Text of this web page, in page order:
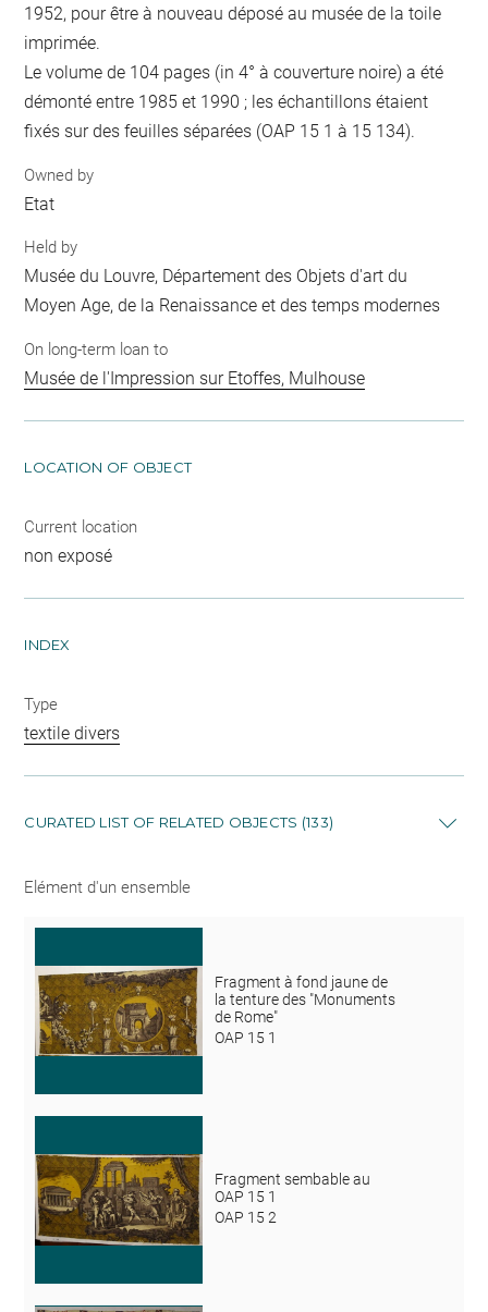
1952, pour être à nouveau déposé au musée de la toile
imprimée.
Le volume de 104 pages (in 4° à couverture noire) a été
démonté entre 1985 et 1990 ; les échantillons étaient
fixés sur des feuilles séparées (OAP 15 1 à 15 134).
Owned by
Etat
Held by
Musée du Louvre, Département des Objets d'art du
Moyen Age, de la Renaissance et des temps modernes
On long-term loan to
Musée de l'Impression sur Etoffes, Mulhouse
LOCATION OF OBJECT
Current location
non exposé
INDEX
Type
textile divers
CURATED LIST OF RELATED OBJECTS (133)
Elément d'un ensemble
Fragment à fond jaune de
la tenture des "Monuments
de Rome"
OAP 15 1
Fragment sembable au
OAP 15 1
OAP 15 2